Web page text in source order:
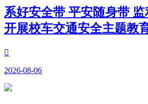
系好安全带 平安随身带
开展校车交通安全主题教

2026-08-06